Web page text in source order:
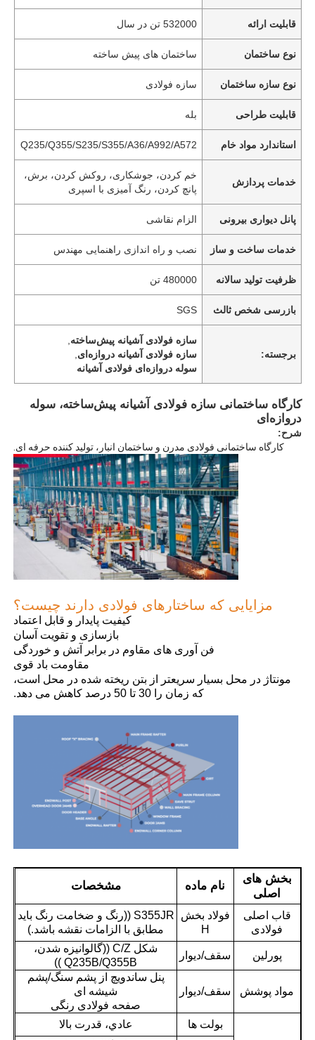
محصولات
تماس با ما
اخبار
همه موارد
درخواست نقل قول
قابلیت ارائه 532000 تن در سال
نوع ساختمان ساختمان های پیش ساخته
نوع سازه ساختمان سازه فولادی
قابلیت طراحی بله
استاندارد مواد خام Q235/Q355/S235/S355/A36/A992/A572
خدمات پردازش
خم کردن، جوشکاری، روکش کردن، برش،
پانچ کردن، رنگ آمیزی با اسپری
پانل دیواری بیرونی الزام نقاشی
خدمات ساخت و ساز نصب و راه اندازی راهنمایی مهندس
ظرفیت تولید سالانه 480000 تن
بازرسی شخص ثالث SGS
برجسته:
سازه فولادی آشیانه پیش‌ساخته
سازه فولادی آشیانه دروازه‌ای
سوله دروازه‌ای فولادی آشیانه
کارگاه ساختمانی سازه فولادی آشیانه پیش‌ساخته، سوله
دروازه‌ای
شرح:
کارگاه ساختمانی فولادی مدرن و ساختمان انبار، تولید کننده حرفه ای.
مزایایی که ساختارهای فولادی دارند چیست؟
کیفیت پایدار و قابل اعتماد
بازسازی و تقویت آسان
فن آوری های مقاوم در برابر آتش و خوردگی
مقاومت باد قوی
مونتاژ در محل بسیار سریعتر از بتن ریخته شده در محل است،
که زمان را 30 تا 50 درصد کاهش می دهد.
بخش های
اصلی
نام ماده مشخصات
قاب اصلی
فولادی
فولاد بخش
H
S355JR ((رنگ و ضخامت رنگ باید
مطابق با الزامات نقشه باشد.)
پورلین سقف/دیوار
شکل C/Z ((گالوانیزه شدن،
Q235B/Q355B ))
مواد پوشش سقف/دیوار
پنل ساندویچ از پشم سنگ/پشم
شیشه ای
صفحه فولادی رنگی
بولت ها عادي، قدرت بالا